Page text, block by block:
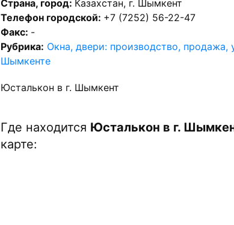
Страна, город: Казахстан, г. Шымкент
Телефон городской: +7 (7252) 56-22-47
Факс: -
Рубрика: Окна, двери: производство, продажа,
Шымкенте
Юсталькон в г. Шымкент
Где находится Юсталькон в г.
карте: